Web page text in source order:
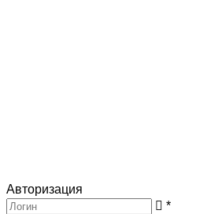
Авторизация
*